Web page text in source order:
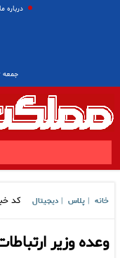
درباره ما
جمعه ۱۶ مرداد ۱۴۰۵
خانه پلاس دیجیتال کد
وعده وزیر